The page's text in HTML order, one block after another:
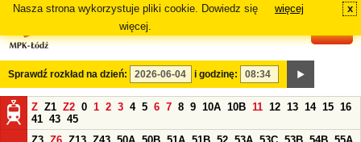
Nasza strona wykorzystuje pliki cookie. Dowiedz się
więcej.
więcej x
Sprawdź rozkład na dzień: i godzinę:
Z Z1 Z2 0 1 2 3 4 5 6 7 8 9 10A 10B 11 12 13 14 15 16
41 43 45